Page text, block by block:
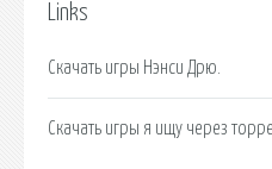
Links
Скачать игры Нэнси Дрю.
Скачать игры я ищу через